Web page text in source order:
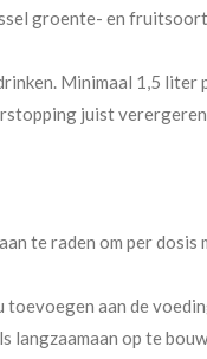
groente- en
Minimaal 1,5 liter
juist
te raden om per
toevoegen aan de
langzaamaan op te